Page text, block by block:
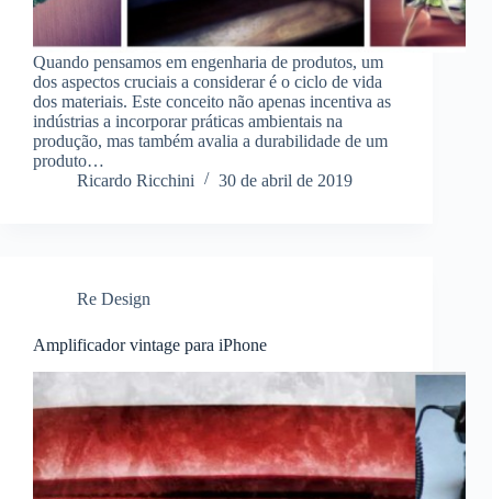
Quando pensamos em engenharia de produtos, um
dos aspectos cruciais a considerar é o ciclo de vida
dos materiais. Este conceito não apenas incentiva as
indústrias a incorporar práticas ambientais na
produção, mas também avalia a durabilidade de um
produto…
Ricardo Ricchini
30 de abril de 2019
Re Design
Amplificador vintage para iPhone